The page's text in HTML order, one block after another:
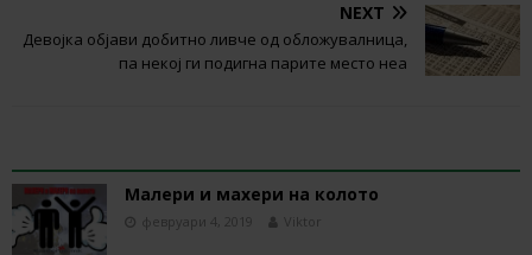
NEXT
Девојка објави добитно ливче од обложувалница,
па некој ги подигна парите место неа
Малери и махери на колото
февруари 4, 2019 Viktor